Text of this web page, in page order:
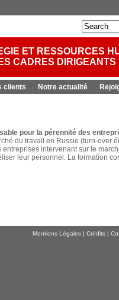
ET RESSOURCES
CADRES DIRIGEANTS
clients Notre actualité
pour la pérennité des
du travail en Russie (turn-over
intervenant sur le
leur personnel. La formation
Mentions Légales | Crédits |